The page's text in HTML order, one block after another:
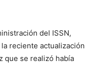
del ISSN,
reciente actualización
que se realizó había